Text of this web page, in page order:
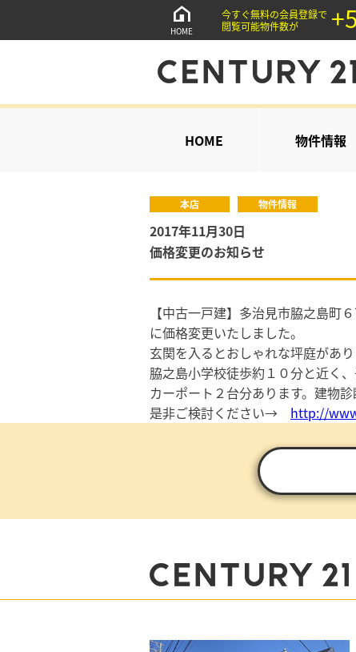
HOME
今すぐ無料の会員登録で
閲覧可能物件数が
HOME 物件情報
本店 物件情報
2017年11月30日
価格変更のお知らせ
【中古一戸建】多治見市脇之島
に価格変更いたしました。
玄関を入るとおしゃれな坪庭があ
脇之島小学校徒歩約１０分と近く、
カーポート２台分あります。建物診
是非ご検討ください→ http://